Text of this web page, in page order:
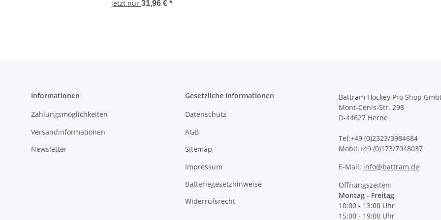
jetzt nur 31,96 € *
Informationen
Zahlungsmöglichkeiten
Versandinformationen
Newsletter
Gesetzliche Informationen
Datenschutz
AGB
Sitemap
Impressum
Batteriegesetzhinweise
Widerrufsrecht
Battram Hockey Pro Shop
Mont-Cenis-Str. 298
D-44627 Herne
Tel:+49 (0)2323/3984684
Mobil:+49 (0)173/7048037
E-Mail: info@battram.de
Öffnungszeiten:
Montag - Freitag
10:00 - 13:00 Uhr
15:00 - 19:00 Uhr